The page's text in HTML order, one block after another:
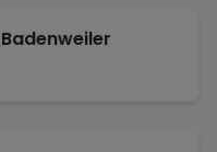
Badenweiler